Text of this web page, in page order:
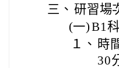
三、 研習場
(一)B1
１、 時
30